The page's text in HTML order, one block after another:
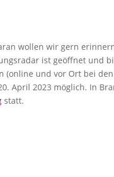
wollen wir gern
ist geöffnet und
(online und vor Ort bei
April 2023 möglich. In
statt.